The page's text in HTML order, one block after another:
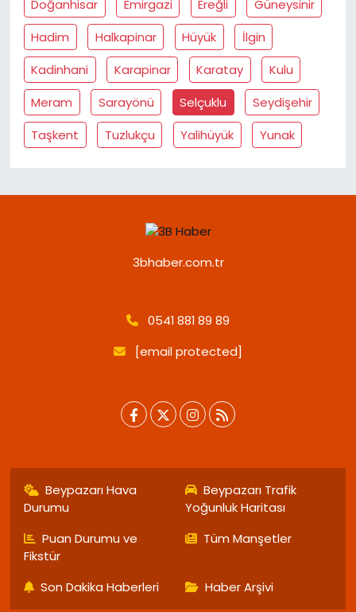
Doğanhisar
Emirgazi Ereğli
Güneysinir
Hadim
Halkapinar Hüyük
İlgin
Kadinhani
Karapinar Karatay
Kulu
Meram
Sarayönü Selçuklu
Seydişehir
Taşkent
Tuzlukçu Yalihüyük Yunak
3bhaber.com.tr
0541 881 89 89
[email protected]
Beypazarı Hava
Durumu
Beypazarı Trafik
Yoğunluk Haritası
Puan Durumu ve
Fikstür
Tüm Manşetler
Son Dakika Haberleri Haber Arşivi